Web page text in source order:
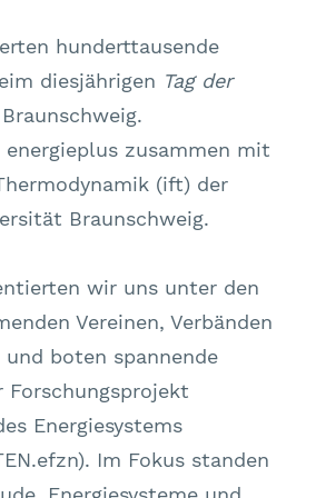
hunderttausende
diesjährigen Tag der
energieplus zusammen mit
(ift) der
Braunschweig.
wir uns unter den
Vereinen, Verbänden
boten spannende
Forschungsprojekt
Energiesystems
Im Fokus standen